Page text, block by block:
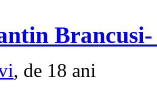
, de 18 ani